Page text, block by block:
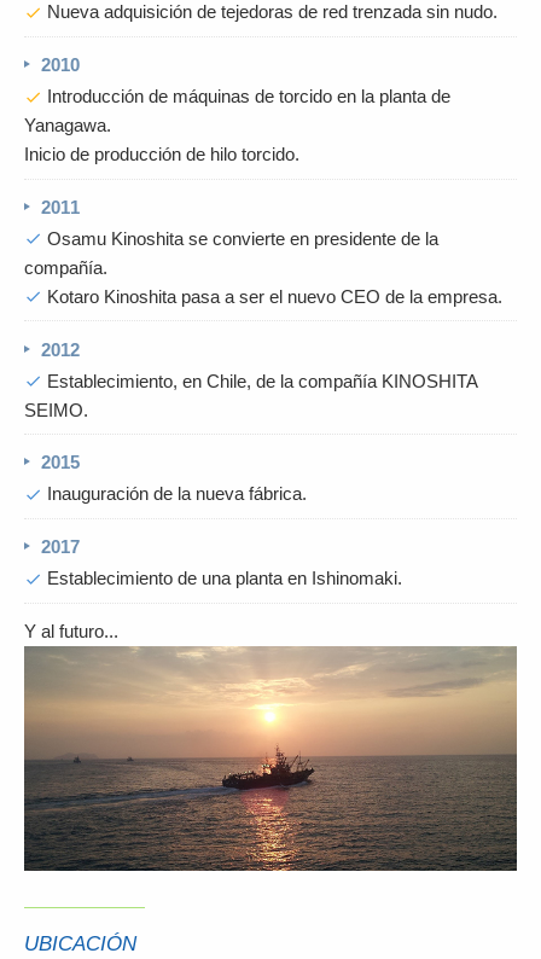
check Nueva adquisición de tejedoras de red trenzada sin nudo.
2010
check Introducción de máquinas de torcido en la planta de
Yanagawa.
Inicio de producción de hilo torcido.
2011
check Osamu Kinoshita se convierte en presidente de la
compañía.
check Kotaro Kinoshita pasa a ser el nuevo CEO de la empresa.
2012
check Establecimiento, en Chile, de la compañía KINOSHITA
SEIMO.
2015
check Inauguración de la nueva fábrica.
2017
check Establecimiento de una planta en Ishinomaki.
Y al futuro...
UBICACIÓN